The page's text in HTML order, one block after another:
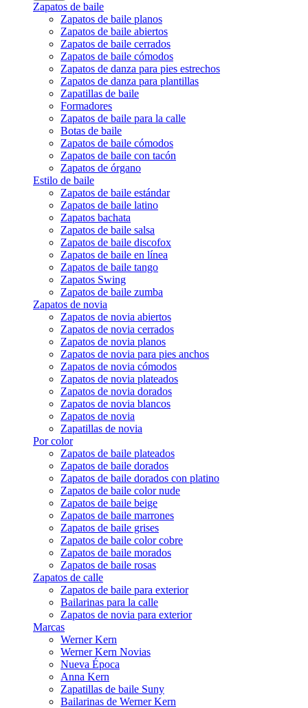
Zapatos de baile
Zapatos de baile planos
Zapatos de baile abiertos
Zapatos de baile cerrados
Zapatos de baile cómodos
Zapatos de danza para pies estrechos
Zapatos de danza para plantillas
Zapatillas de baile
Formadores
Zapatos de baile para la calle
Botas de baile
Zapatos de baile cómodos
Zapatos de baile con tacón
Zapatos de órgano
Estilo de baile
Zapatos de baile estándar
Zapatos de baile latino
Zapatos bachata
Zapatos de baile salsa
Zapatos de baile discofox
Zapatos de baile en línea
Zapatos de baile tango
Zapatos Swing
Zapatos de baile zumba
Zapatos de novia
Zapatos de novia abiertos
Zapatos de novia cerrados
Zapatos de novia planos
Zapatos de novia para pies anchos
Zapatos de novia cómodos
Zapatos de novia plateados
Zapatos de novia dorados
Zapatos de novia blancos
Zapatos de novia
Zapatillas de novia
Por color
Zapatos de baile plateados
Zapatos de baile dorados
Zapatos de baile dorados con platino
Zapatos de baile color nude
Zapatos de baile beige
Zapatos de baile marrones
Zapatos de baile grises
Zapatos de baile color cobre
Zapatos de baile morados
Zapatos de baile rosas
Zapatos de calle
Zapatos de baile para exterior
Bailarinas para la calle
Zapatos de novia para exterior
Marcas
Werner Kern
Werner Kern Novias
Nueva Época
Anna Kern
Zapatillas de baile Suny
Bailarinas de Werner Kern